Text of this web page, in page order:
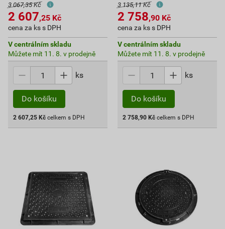
3 067,35 Kč
2 607,25 Kč
cena za ks s DPH
V centrálním skladu
Můžete mít 11. 8. v prodejně
ks
Do košíku
2 607,25 Kč celkem s DPH
3 135,11 Kč
2 758,90 Kč
cena za ks s DPH
V centrálním skladu
Můžete mít 11. 8. v prodejně
ks
Do košíku
2 758,90 Kč celkem s DPH